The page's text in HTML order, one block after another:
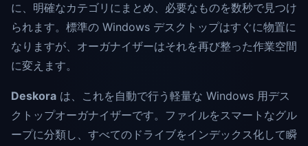
に、明確なカテゴリにまとめ、必要なものを数秒で見つけ
られます。標準の Windows デスクトップはすぐに物置に
なりますが、オーガナイザーはそれを再び整った作業空間
に変えます。
Deskora は、これを自動で行う軽量な Windows 用デス
クトップオーガナイザーです。ファイルをスマートなグル
ープに分類し、すべてのドライブをインデックス化して瞬